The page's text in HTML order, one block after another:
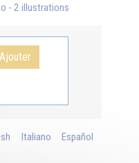
- 2 illustrations
Ajouter
Italiano Español